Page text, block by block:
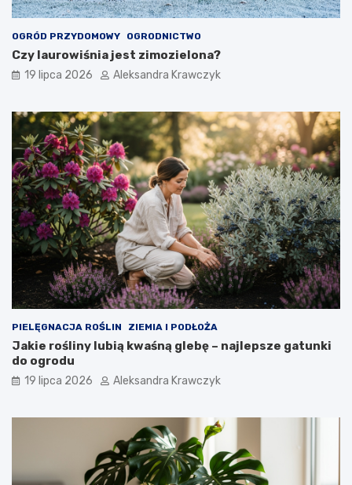
OGRÓD PRZYDOMOWY OGRODNICTWO
Czy laurowiśnia jest zimozielona?
19 lipca 2026 Aleksandra Krawczyk
PIELĘGNACJA ROŚLIN ZIEMIA I PODŁOŻA
Jakie rośliny lubią kwaśną glebę – najlepsze gatunki
do ogrodu
19 lipca 2026 Aleksandra Krawczyk